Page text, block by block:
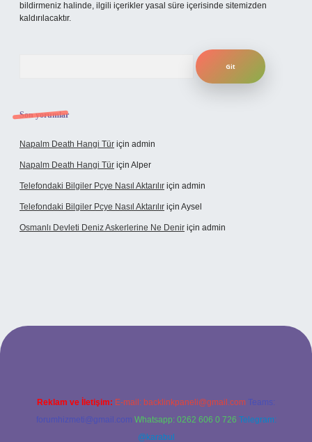
bildirmeniz halinde, ilgili içerikler yasal süre içerisinde sitemizden
kaldırılacaktır.
Son yorumlar
Napalm Death Hangi Tür için admin
Napalm Death Hangi Tür için Alper
Telefondaki Bilgiler Pcye Nasıl Aktarılır için admin
Telefondaki Bilgiler Pcye Nasıl Aktarılır için Aysel
Osmanlı Devleti Deniz Askerlerine Ne Denir için admin
giriş
Reklam ve İletişim: E-mail: backlinkpaneli@gmail.com Teams:
forumhizmeti@gmail.com Whatsapp: 0262 606 0 726 Telegram:
@karabul